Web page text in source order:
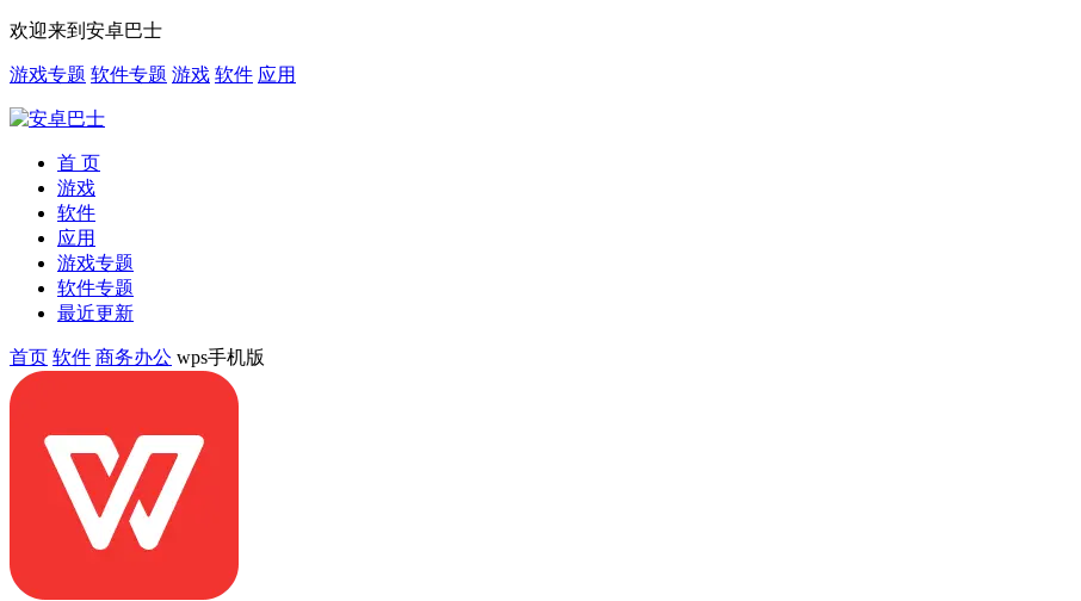
欢迎来到安卓巴士
游戏专题 软件专题 游戏 软件 应用
首 页
游戏
软件
应用
游戏专题
软件专题
最近更新
首页 软件 商务办公 wps手机版